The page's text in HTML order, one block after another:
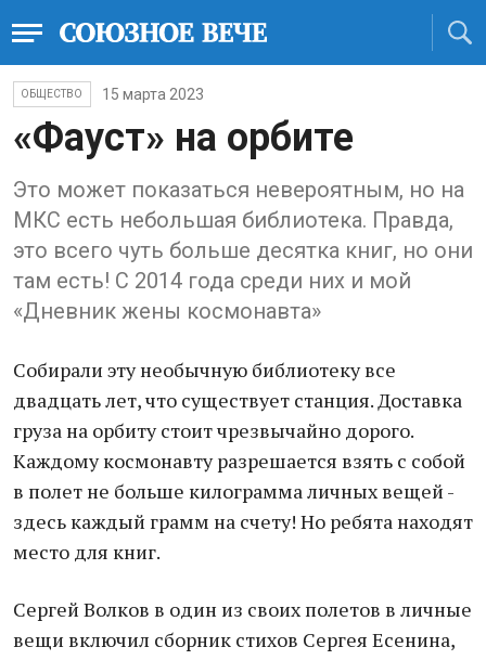
ОБЩЕСТВО 15 марта 2023
«Фауст» на орбите
Это может показаться невероятным, но на
МКС есть небольшая библиотека. Правда,
это всего чуть больше десятка книг, но они
там есть! С 2014 года среди них и мой
«Дневник жены космонавта»
Собирали эту необычную библиотеку все
двадцать лет, что существует станция. Доставка
груза на орбиту стоит чрезвычайно дорого.
Каждому космонавту разрешается взять с собой
в полет не больше килограмма личных вещей -
здесь каждый грамм на счету! Но ребята находят
место для книг.
Сергей Волков в один из своих полетов в личные
вещи включил сборник стихов Сергея Есенина,